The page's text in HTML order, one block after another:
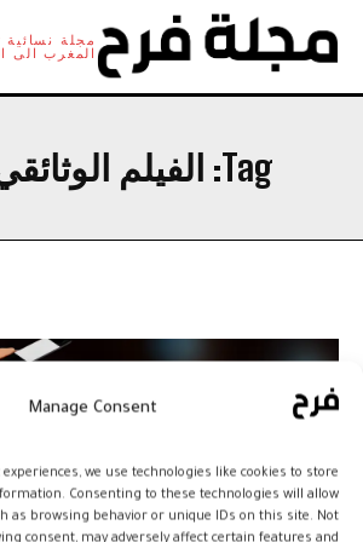
Manage Consent
experiences, we use technologies like cookies to store
Consenting to these technologies will allow
as browsing behavior or unique IDs on this site. Not
consent, may adversely affect certain features and
مجلة
المغرب الى
Tag: الفيلم